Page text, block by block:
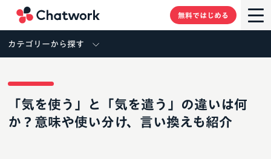
無料ではじめる
カテゴリーから探す
「気を使う」と「気を遣う」の違いは何
か？意味や使い分け、言い換えも紹介